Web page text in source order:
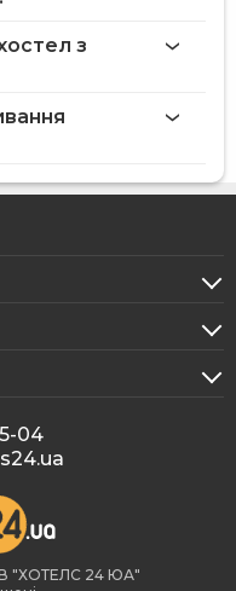
з
04
"ХОТЕЛС 24 ЮА"